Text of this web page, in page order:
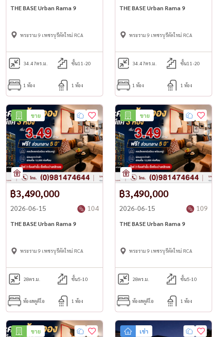
THE BASE Urban Rama 9
พระราม 9 เพชรบุรีตัดใหม่ RCA
34.47ตร.ม. ชั้น11-20
1 ห้อง 1 ห้อง
THE BASE Urban Rama 9
พระราม 9 เพชรบุรีตัดใหม่ RCA
34.47ตร.ม. ชั้น11-20
1 ห้อง 1 ห้อง
ขาย
฿3,490,000
2026-06-15 104
THE BASE Urban Rama 9
พระราม 9 เพชรบุรีตัดใหม่ RCA
28ตร.ม. ชั้น5-10
ห้องสตูดิโอ 1 ห้อง
ขาย
฿3,490,000
2026-06-15 109
THE BASE Urban Rama 9
พระราม 9 เพชรบุรีตัดใหม่ RCA
28ตร.ม. ชั้น5-10
ห้องสตูดิโอ 1 ห้อง
ขาย เช่า